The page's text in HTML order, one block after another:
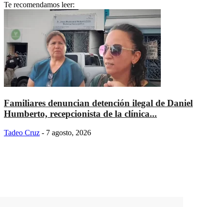
Te recomendamos leer:
Familiares denuncian detención ilegal de Daniel
Humberto, recepcionista de la clínica...
Tadeo Cruz - 7 agosto, 2026